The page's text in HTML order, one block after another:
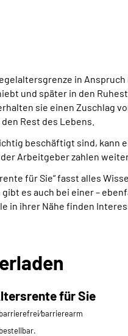
in
und später in den
sie einen Zuschlag
Rest des Lebens.
beschäftigt sind,
Arbeitgeber zahlen
für Sie“ fasst alles
es auch bei einer –
in ihrer Nähe finden
für Sie